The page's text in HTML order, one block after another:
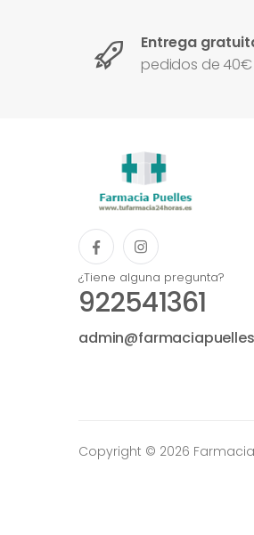
Entrega
pedidos de
¿Tiene alguna pregunta?
922541361
Copyright © 2026